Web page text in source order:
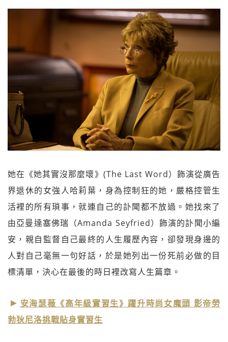
她在《她其實沒那麼壞》(The Last Word）飾演從廣告
界退休的女強人哈莉葉，身為控制狂的她，嚴格控管生
活裡的所有瑣事，就連自己的訃聞都不放過。她找來了
由亞曼達塞佛瑞（Amanda Seyfried）飾演的訃聞小編
安，親自監督自己最終的人生履歷內容，卻發現身邊的
人對自己毫無一句好話，於是她列出一份死前必做的目
標清單，決心在最後的時日裡改寫人生篇章。
安海瑟薇《高年級實習生》躍升時尚女魔頭 影帝勞
勃狄尼洛挑戰貼身實習生